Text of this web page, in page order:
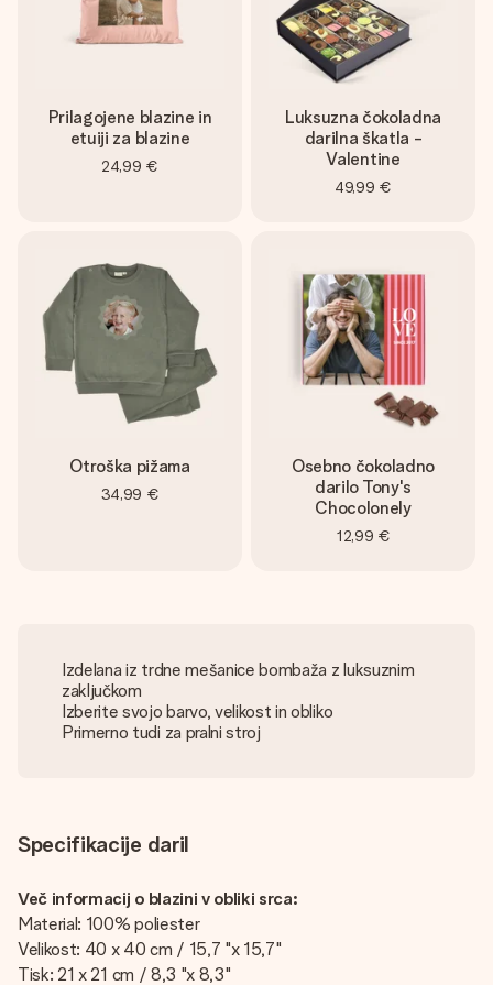
Prilagojene blazine in
etuiji za blazine
24,99 €
Luksuzna čokoladna
darilna škatla -
Valentine
49,99 €
Otroška pižama
34,99 €
Osebno čokoladno
darilo Tony's
Chocolonely
12,99 €
Izdelana iz trdne mešanice bombaža z luksuznim
zaključkom
Izberite svojo barvo, velikost in obliko
Primerno tudi za pralni stroj
Specifikacije daril
Več informacij o blazini v obliki srca:
Material: 100% poliester
Velikost: 40 x 40 cm / 15,7 "x 15,7"
Tisk: 21 x 21 cm / 8,3 "x 8,3"